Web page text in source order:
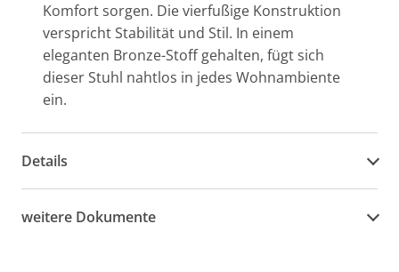
Komfort sorgen. Die vierfußige Konstruktion
verspricht Stabilität und Stil. In einem
eleganten Bronze-Stoff gehalten, fügt sich
dieser Stuhl nahtlos in jedes Wohnambiente
ein.
Details
weitere Dokumente